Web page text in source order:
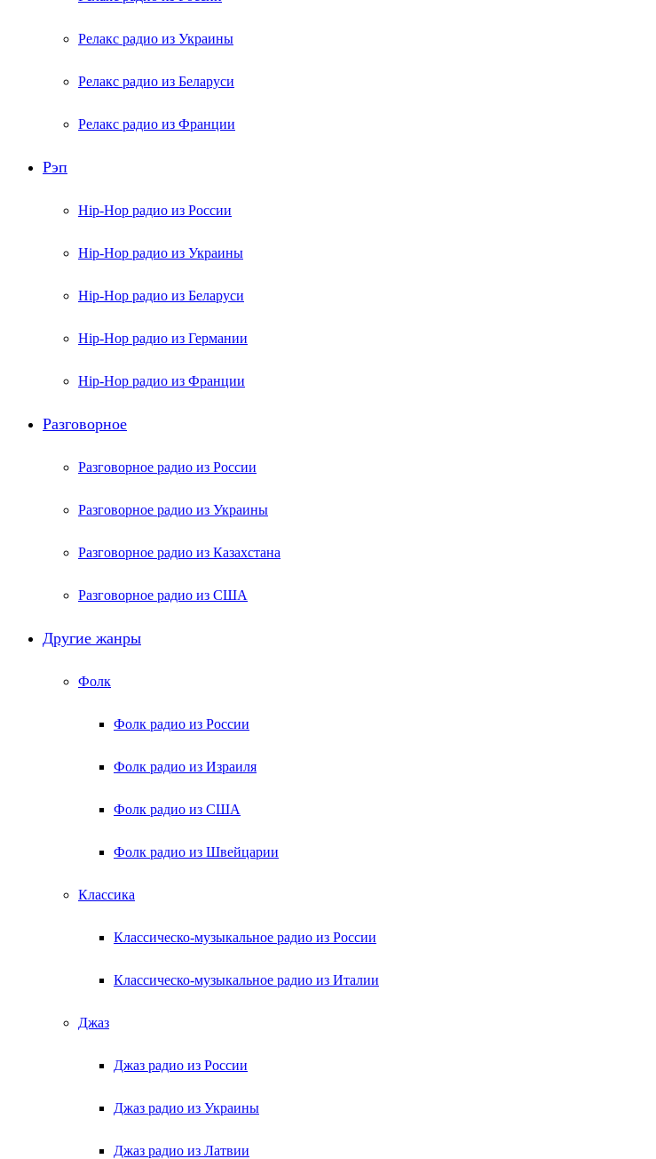
Релакс радио из Украины
Релакс радио из Беларуси
Релакс радио из Франции
Рэп
Hip-Hop радио из России
Hip-Hop радио из Украины
Hip-Hop радио из Беларуси
Hip-Hop радио из Германии
Hip-Hop радио из Франции
Разговорное
Разговорное радио из России
Разговорное радио из Украины
Разговорное радио из Казахстана
Разговорное радио из США
Другие жанры
Фолк
Фолк радио из России
Фолк радио из Израиля
Фолк радио из США
Фолк радио из Швейцарии
Классика
Классическо-музыкальное радио из России
Классическо-музыкальное радио из Италии
Джаз
Джаз радио из России
Джаз радио из Украины
Джаз радио из Латвии